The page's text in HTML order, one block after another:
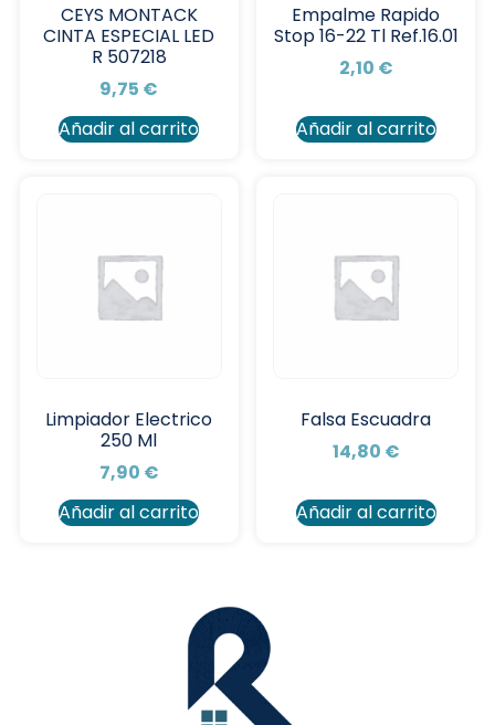
CEYS MONTACK
CINTA ESPECIAL LED
R 507218
9,75 €
Añadir al carrito
Empalme Rapido
Stop 16-22 Tl Ref.16.01
2,10 €
Añadir al carrito
Limpiador Electrico
250 Ml
7,90 €
Añadir al carrito
Falsa Escuadra
14,80 €
Añadir al carrito